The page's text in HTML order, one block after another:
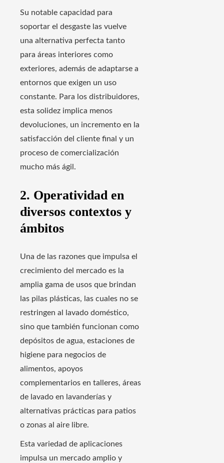
Su notable capacidad para
soportar el desgaste las vuelve
una alternativa perfecta tanto
para áreas interiores como
exteriores, además de adaptarse a
entornos que exigen un uso
constante. Para los distribuidores,
esta solidez implica menos
devoluciones, un incremento en la
satisfacción del cliente final y un
proceso de comercialización
mucho más ágil.
2. Operatividad en
diversos contextos y
ámbitos
Una de las razones que impulsa el
crecimiento del mercado es la
amplia gama de usos que brindan
las pilas plásticas, las cuales no se
restringen al lavado doméstico,
sino que también funcionan como
depósitos de agua, estaciones de
higiene para negocios de
alimentos, apoyos
complementarios en talleres, áreas
de lavado en lavanderías y
alternativas prácticas para patios
o zonas al aire libre.
Esta variedad de aplicaciones
impulsa un mercado amplio y